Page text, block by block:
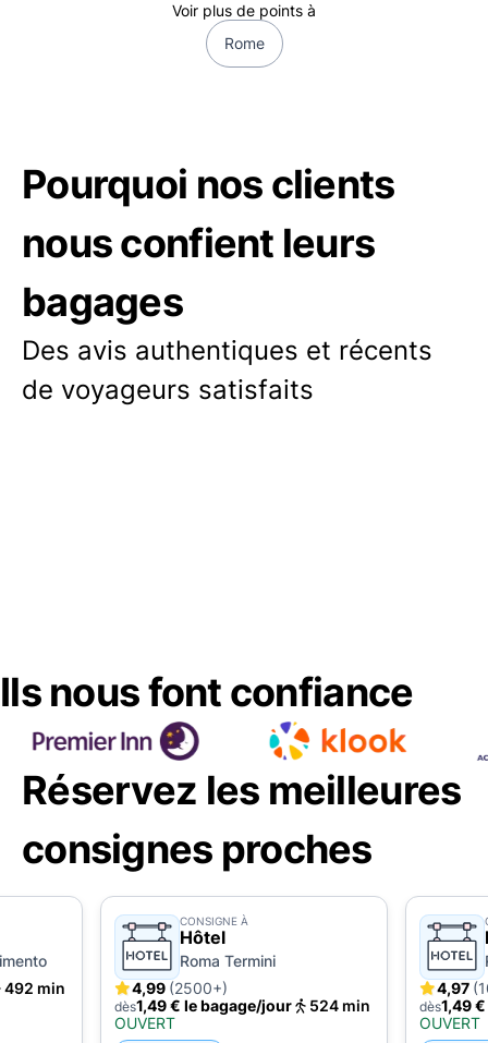
Voir plus de points à
Rome
Pourquoi nos clients
nous confient leurs
bagages
Des avis authentiques et récents
de voyageurs satisfaits
Ils nous font confiance
Réservez les meilleures
consignes proches
492 min
CONSIGNE À
Hôtel
Roma Termini
4,99 (2500+)
dès1,49 € le bagage/jour
524 min
OUVERT
4,97
dès1,49
OUVERT